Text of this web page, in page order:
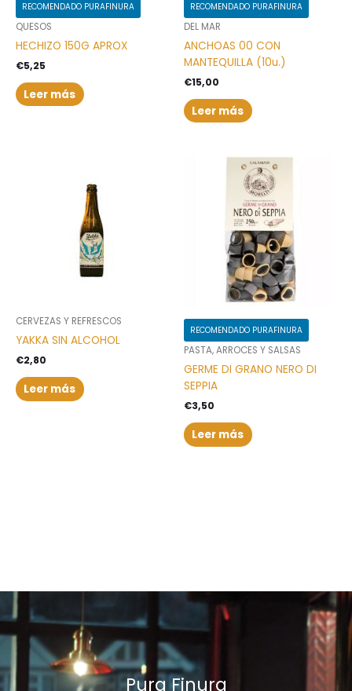
RECOMENDADO PURAFINURA
QUESOS
HECHIZO 150G APROX
€5,25
Leer más
RECOMENDADO PURAFINURA
DEL MAR
ANCHOAS 00 CON
MANTEQUILLA (10u.)
€15,00
Leer más
CERVEZAS Y REFRESCOS
YAKKA SIN ALCOHOL
€2,80
Leer más
RECOMENDADO PURAFINURA
PASTA, ARROCES Y SALSAS
GERME DI GRANO NERO DI
SEPPIA
€3,50
Leer más
Pura Finura